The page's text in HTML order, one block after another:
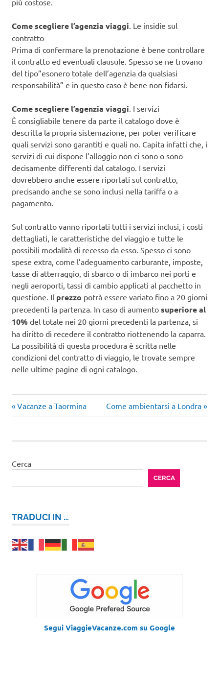
Come scegliere l’agenzia viaggi . Le insidie sul
contratto
Prima di confermare la prenotazione è bene controllare
il contratto ed eventuali clausule. Spesso se ne trovano
del tipo”esonero totale dell’agenzia da qualsiasi
responsabilità” e in questo caso è bene non fidarsi.
Come scegliere l’agenzia viaggi . I servizi
È consigliabile tenere da parte il catalogo dove è
descritta la propria sistemazione, per poter verificare
quali servizi sono garantiti e quali no. Capita infatti che, i
servizi di cui dispone l’alloggio non ci sono o sono
decisamente differenti dal catalogo. I servizi
dovrebbero anche essere riportati sul contratto,
precisando anche se sono inclusi nella tariffa o a
pagamento.
Sul contratto vanno riportati tutti i servizi inclusi, i costi
dettagliati, le caratteristiche del viaggio e tutte le
possibili modalità di recesso da esso. Spesso ci sono
spese extra, come l’adeguamento carburante, imposte,
tasse di atterraggio, di sbarco o di imbarco nei porti e
negli aeroporti, tassi di cambio applicati al pacchetto in
questione. Il prezzo potrà essere variato fino a 20 giorni
precedenti la partenza. In caso di aumento superiore al
10% del totale nei 20 giorni precedenti la partenza, si
ha diritto di recedere il contratto riottenendo la caparra.
La possibilità di questa procedura è scritta nelle
condizioni del contratto di viaggio, le trovate sempre
nelle ultime pagine di ogni catalogo.
Navigazione
Articolo
precedente:
Vacanze a Taormina
Articolo
successivo:
Come ambientarsi a Londra
Cerca
CERCA
TRADUCI IN …
Segui ViaggieVacanze.com su Google